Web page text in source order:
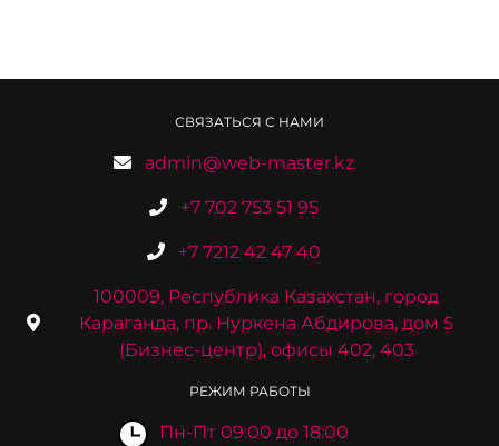
СВЯЗАТЬСЯ С НАМИ
admin@web-master.kz
+7 702 753 51 95
+7 7212 42 47 40
100009, Республика Казахстан, город
Караганда, пр. Нуркена Абдирова, дом 5
(Бизнес-центр), офисы 402, 403
РЕЖИМ РАБОТЫ
Пн-Пт 09:00 до 18:00